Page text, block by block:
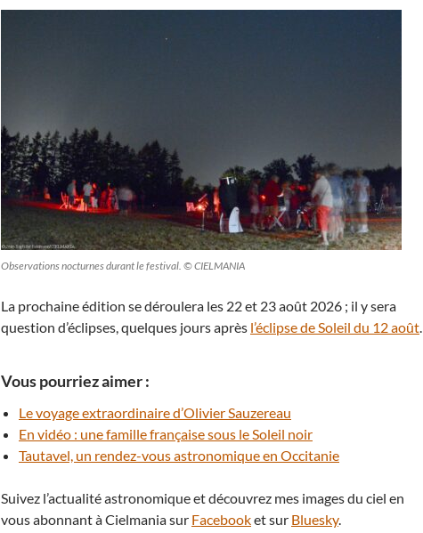
Observations nocturnes durant le festival. © CIELMANIA
La prochaine édition se déroulera les 22 et 23 août 2026 ; il y sera
question d’éclipses, quelques jours après l’éclipse de Soleil du 12 août.
Vous pourriez aimer :
Le voyage extraordinaire d’Olivier Sauzereau
En vidéo : une famille française sous le Soleil noir
Tautavel, un rendez-vous astronomique en Occitanie
Suivez l’actualité astronomique et découvrez mes images du ciel en
vous abonnant à Cielmania sur Facebooket sur Bluesky.